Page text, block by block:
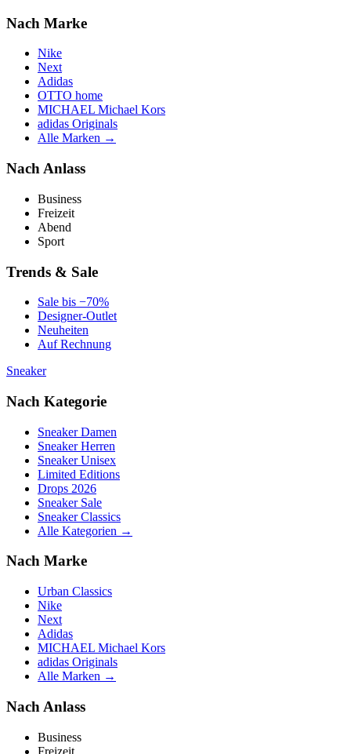
Nach Marke
Nike
Next
Adidas
OTTO home
MICHAEL Michael Kors
adidas Originals
Alle Marken →
Nach Anlass
Business
Freizeit
Abend
Sport
Trends & Sale
Sale bis −70%
Designer-Outlet
Neuheiten
Auf Rechnung
Sneaker
Nach Kategorie
Sneaker Damen
Sneaker Herren
Sneaker Unisex
Limited Editions
Drops 2026
Sneaker Sale
Sneaker Classics
Alle Kategorien →
Nach Marke
Urban Classics
Nike
Next
Adidas
MICHAEL Michael Kors
adidas Originals
Alle Marken →
Nach Anlass
Business
Freizeit